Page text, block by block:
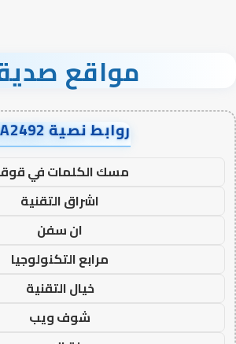
مواقع
روابط نصية AA2492
مسك الكلمات في
اشراق التقنية
ان سفن
مرابع التكنولوجيا
خيال التقنية
شوف ويب